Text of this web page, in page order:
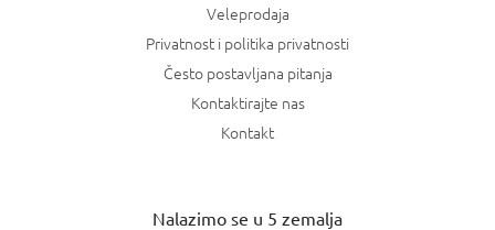
Veleprodaja
Privatnost i politika privatnosti
Često postavljana pitanja
Kontaktirajte nas
Kontakt
Nalazimo se u 5 zemalja